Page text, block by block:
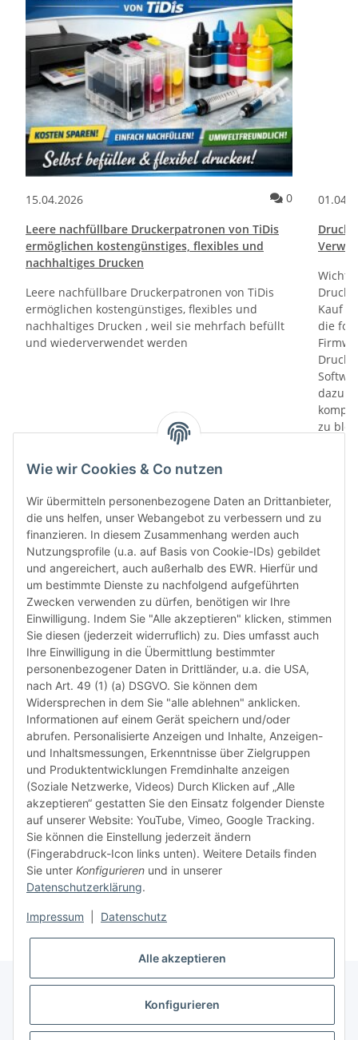
15.04.2026 Kommentare
0
Leere nachfüllbare Druckerpatronen von TiDis
ermöglichen kostengünstiges, flexibles und
nachhaltiges Drucken
Leere nachfüllbare Druckerpatronen von TiDis
ermöglichen kostengünstiges, flexibles und
nachhaltiges Drucken , weil sie mehrfach befüllt
und wiederverwendet werden
Weiter
Kauf
die
dazu
zu
„6-
das
dass
* Alle Preise inkl. gesetzlicher USt., zzgl.Versand
Wie wir Cookies & Co nutzen
Wir übermitteln personenbezogene Daten an Drittanbieter,
die uns helfen, unser Webangebot zu verbessern und zu
finanzieren. In diesem Zusammenhang werden auch
Nutzungsprofile (u.a. auf Basis von Cookie-IDs) gebildet
und angereichert, auch außerhalb des EWR. Hierfür und
um bestimmte Dienste zu nachfolgend aufgeführten
Zwecken verwenden zu dürfen, benötigen wir Ihre
Einwilligung. Indem Sie "Alle akzeptieren" klicken, stimmen
Sie diesen (jederzeit widerruflich) zu. Dies umfasst auch
Ihre Einwilligung in die Übermittlung bestimmter
personenbezogener Daten in Drittländer, u.a. die USA,
nach Art. 49 (1) (a) DSGVO. Sie können dem
Widersprechen in dem Sie "alle ablehnen" anklicken.
Informationen auf einem Gerät speichern und/oder
abrufen. Personalisierte Anzeigen und Inhalte, Anzeigen-
und Inhaltsmessungen, Erkenntnisse über Zielgruppen
und Produktentwicklungen Fremdinhalte anzeigen
(Soziale Netzwerke, Videos) Durch Klicken auf „Alle
akzeptieren“ gestatten Sie den Einsatz folgender Dienste
auf unserer Website: YouTube, Vimeo, Google Tracking.
Sie können die Einstellung jederzeit ändern
(Fingerabdruck-Icon links unten). Weitere Details finden
Sie unter Konfigurieren und in unserer
Datenschutzerklärung.
Impressum Datenschutz
Alle akzeptieren
Konfigurieren